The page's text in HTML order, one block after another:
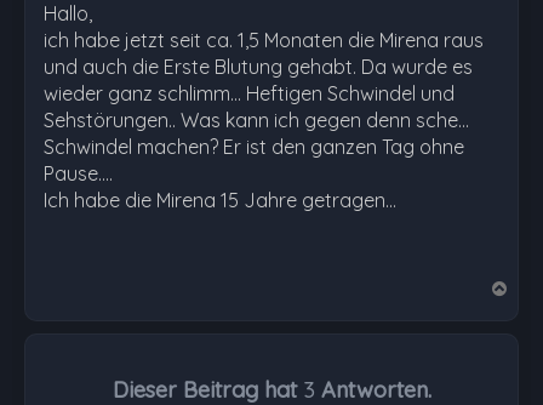
Hallo,
ich habe jetzt seit ca. 1,5 Monaten die Mirena raus
und auch die Erste Blutung gehabt. Da wurde es
wieder ganz schlimm... Heftigen Schwindel und
Sehstörungen.. Was kann ich gegen denn sche...
Schwindel machen? Er ist den ganzen Tag ohne
Pause....
Ich habe die Mirena 15 Jahre getragen...
Dieser Beitrag hat 3 Antworten.